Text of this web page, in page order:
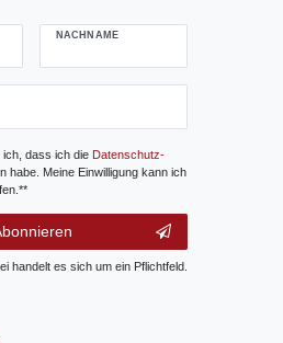
NACHNAME
ich, dass ich die Daten­schutz­
habe. Meine Einwilligung kann ich
handelt es sich um ein Pflichtfeld.